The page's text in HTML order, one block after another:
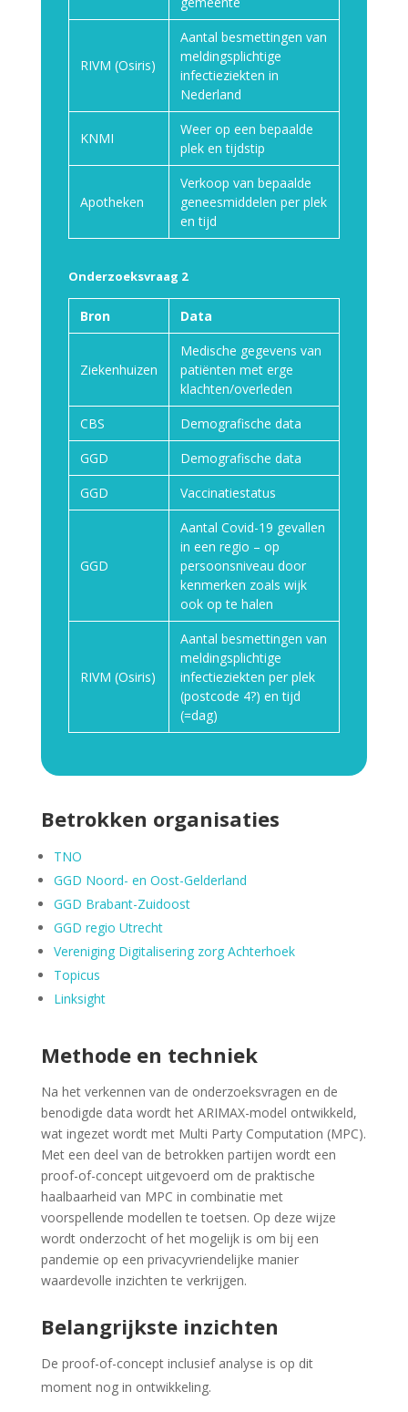
RIVM (Osiris)
Aantal besmettingen van
meldingsplichtige
infectieziekten in
Nederland
KNMI
Weer op een bepaalde
plek en tijdstip
Apotheken
Verkoop van bepaalde
geneesmiddelen per plek
en tijd
Onderzoeksvraag 2
Bron Data
Ziekenhuizen
Medische gegevens van
patiënten met erge
klachten/overleden
CBS
Demografische data
GGD
Demografische data
GGD
Vaccinatiestatus
GGD
Aantal Covid-19 gevallen
in een regio – op
persoonsniveau door
kenmerken zoals wijk
ook op te halen
RIVM (Osiris)
Aantal besmettingen van
meldingsplichtige
infectieziekten per plek
(postcode 4?) en tijd
(=dag)
Betrokken organisaties
TNO
GGD Noord- en Oost-Gelderland
GGD Brabant-Zuidoost
GGD regio Utrecht
Vereniging Digitalisering zorg Achterhoek
Topicus
Linksight
Methode en techniek
Na het verkennen van de onderzoeksvragen en de
benodigde data wordt het ARIMAX-model ontwikkeld,
wat ingezet wordt met Multi Party Computation (MPC).
Met een deel van de betrokken partijen wordt een
proof-of-concept uitgevoerd om de praktische
haalbaarheid van MPC in combinatie met
voorspellende modellen te toetsen. Op deze wijze
wordt onderzocht of het mogelijk is om bij een
pandemie op een privacyvriendelijke manier
waardevolle inzichten te verkrijgen.
Belangrijkste inzichten
De proof-of-concept inclusief analyse is op dit
moment nog in ontwikkeling.